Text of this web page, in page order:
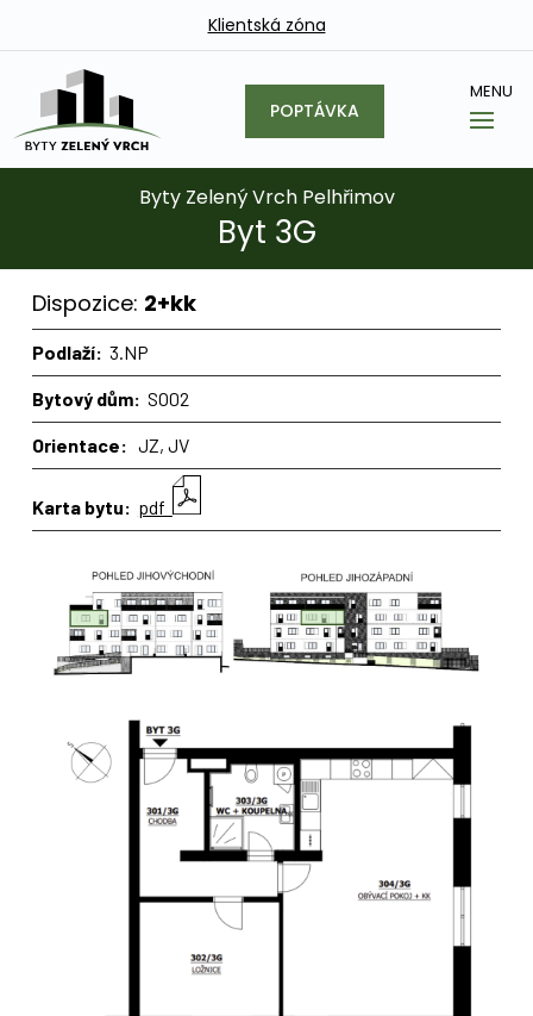
Klientská zóna
POPTÁVKA
Byty Zelený Vrch Pelhřimov
Byt 3G
Dispozice: 2+kk
Podlaží: 3.NP
Bytový dům: SO02
Orientace: JZ, JV
Karta bytu: pdf